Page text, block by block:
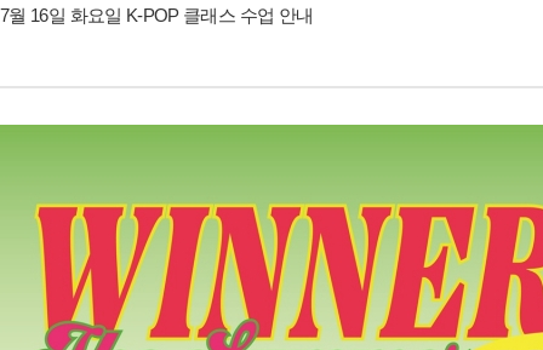
7월 16일 화요일 K-POP 클래스 수업 안내